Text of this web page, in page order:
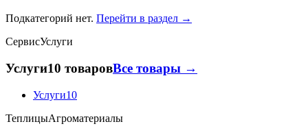
Подкатегорий нет. Перейти в раздел →
СервисУслуги
Услуги10 товаровВсе товары →
Услуги10
ТеплицыАгроматериалы